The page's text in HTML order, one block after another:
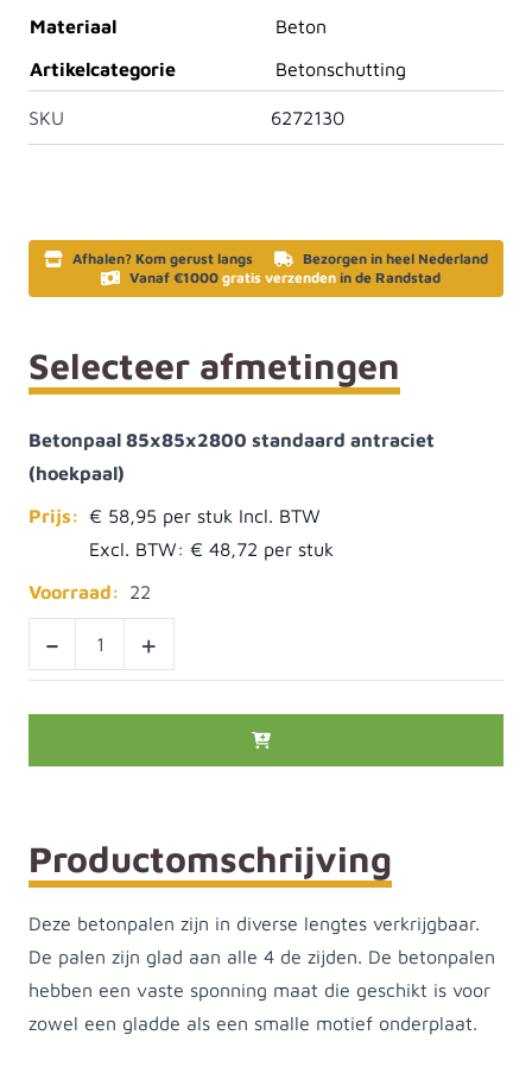
Materiaal
Beton
Artikelcategorie
Betonschutting
SKU 6272130
Afhalen? Kom gerust langs
Bezorgen in heel Nederland
Vanaf €1000 gratis verzenden in de Randstad
Selecteer afmetingen
Betonpaal 85x85x2800 standaard antraciet
(hoekpaal)
Prijs: € 58,95
Excl. BTW: € 48,72
Voorraad:
22
- +
Productomschrijving
Deze betonpalen zijn in diverse lengtes verkrijgbaar.
De palen zijn glad aan alle 4 de zijden. De betonpalen
hebben een vaste sponning maat die geschikt is voor
zowel een gladde als een smalle motief onderplaat.